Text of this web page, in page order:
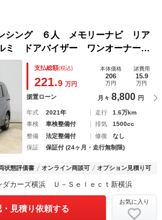
シング ６人 メモリーナビ リア
ミ ドアバイザー ワンオーナー
ートヒーター ＢＴオーディオ Ｕ
セグＴＶ 両電動ドア アイドル
支払総額(税込)
221.9 万円
本体価格
206
万円
諸費用
15.9
万円
据置ローン 月々 8,800 円
年式 2021年 走行
1.6万km
車検
車検整備付 排気
1500cc
整備
法定整備付 修復
なし
保証
保証付 (24ヶ月・走行無制限)
状態評価書 オンライン商談可 オプション見積り可
ダカーズ横浜 Ｕ－Ｓｅｌｅｃｔ新横浜
見積り依頼する
お気に入り